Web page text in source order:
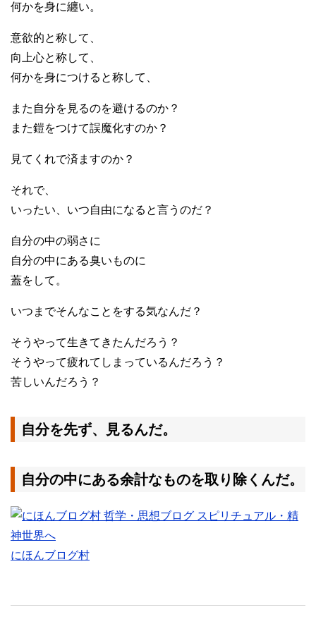
何かを身に纏い。
意欲的と称して、
向上心と称して、
何かを身につけると称して、
また自分を見るのを避けるのか？
また鎧をつけて誤魔化すのか？
見てくれで済ますのか？
それで、
いったい、いつ自由になると言うのだ？
自分の中の弱さに
自分の中にある臭いものに
蓋をして。
いつまでそんなことをする気なんだ？
そうやって生きてきたんだろう？
そうやって疲れてしまっているんだろう？
苦しいんだろう？
自分を先ず、見るんだ。
自分の中にある余計なものを取り除くんだ。
にほんブログ村